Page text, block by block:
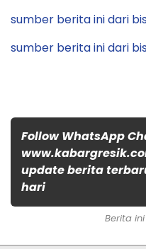
sumber berita ini dari
sumber berita ini dari
Follow WhatsApp
update berita
hari
Berita